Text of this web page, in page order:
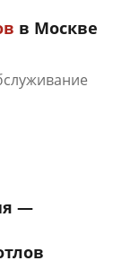
в Москве
—